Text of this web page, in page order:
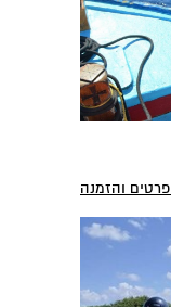
והזמנה